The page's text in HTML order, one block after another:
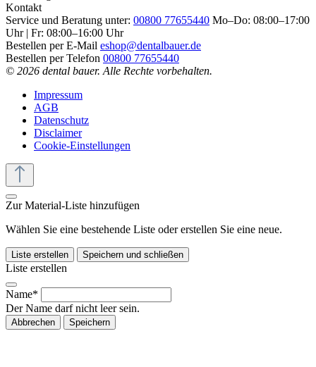
Kontakt
Service und Beratung unter: 00800 77655440 Mo–Do: 08:00–17:00
Uhr | Fr: 08:00–16:00 Uhr
Bestellen per E-Mail eshop@dentalbauer.de
Bestellen per Telefon 00800 77655440
© 2026 dental bauer. Alle Rechte vorbehalten.
Impressum
AGB
Datenschutz
Disclaimer
Cookie-Einstellungen
Zur Material-Liste hinzufügen
Wählen Sie eine bestehende Liste oder erstellen Sie eine neue.
Liste erstellen Speichern und schließen
Liste erstellen
Name*
Der Name darf nicht leer sein.
Abbrechen Speichern